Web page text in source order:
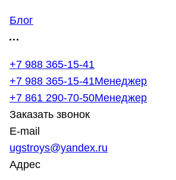
Блог
+7 988 365-15-41
+7 988 365-15-41Менеджер
+7 861 290-70-50Менеджер
Заказать звонок
E-mail
ugstroys@yandex.ru
Адрес